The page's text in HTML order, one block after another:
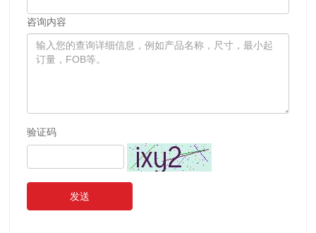
咨询内容
验证码
发送